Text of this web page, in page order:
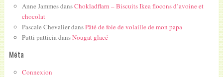
Anne JammesdansChokladflarn – Biscuits Ikea flocons d’avoine et
chocolat
Pascale ChevalierdansPâté de foie de volaille de mon papa
Putti patticia dansNougat glacé
Méta
Connexion